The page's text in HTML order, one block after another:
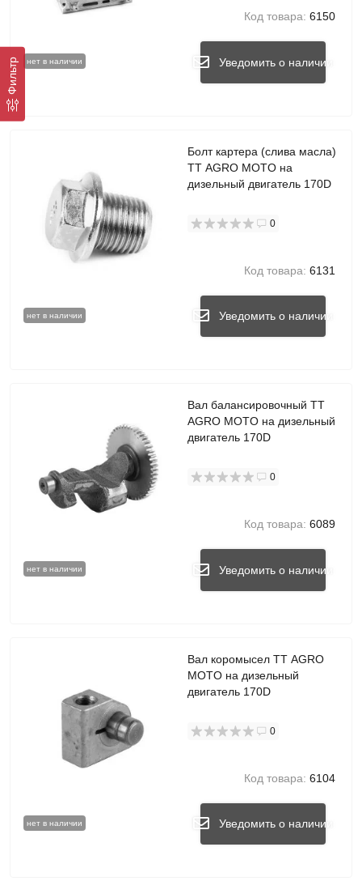
Фильтр нет в наличии
Код товара: 6150
Уведомить о наличии
нет в наличии
Болт картера (слива масла)
TT AGRO MOTO на
дизельный двигатель 170D
0
Код товара: 6131
Уведомить о наличии
нет в наличии
Вал балансировочный TT
AGRO MOTO на дизельный
двигатель 170D
0
Код товара: 6089
Уведомить о наличии
нет в наличии
Вал коромысел TT AGRO
MOTO на дизельный
двигатель 170D
0
Код товара: 6104
Уведомить о наличии